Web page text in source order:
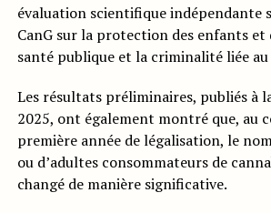
évaluation scientifique indépendante
CanG sur la protection des enfants et
santé publique et la criminalité liée au
Les résultats préliminaires, publiés à
2025, ont également montré que, au
première année de légalisation, le
ou d’adultes consommateurs de
changé de manière significative.